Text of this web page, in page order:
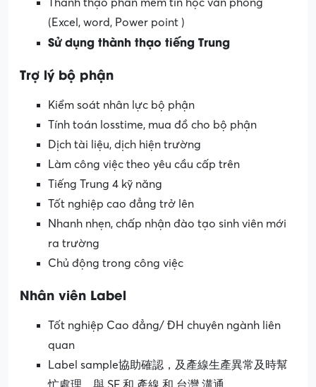
Thành thạo phần mềm tin học văn phòng
(Excel, word, Power point )
Sử dụng thành thạo tiếng Trung
Trợ lý bộ phận
Kiểm soát nhân lực bộ phận
Tính toán losstime, mua đồ cho bộ phận
Dịch tài liệu, dịch hiện trường
Làm công việc theo yêu cầu cấp trên
Tiếng Trung 4 kỹ năng
Tốt nghiệp cao đẳng trở lên
Nhanh nhẹn, chấp nhận đào tạo sinh viên mới
ra trường
Chủ động trong công việc
Nhân viên Label
Tốt nghiệp Cao đẳng/ ĐH chuyên ngành liên
quan
Label sample協助確認，及產線生產異常及時幫